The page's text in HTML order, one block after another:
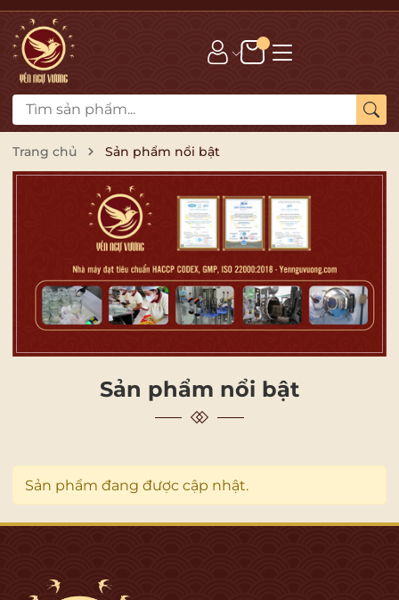
Trang chủ Sản phẩm nổi bật
Sản phẩm nổi bật
Sản phẩm đang được cập nhật.